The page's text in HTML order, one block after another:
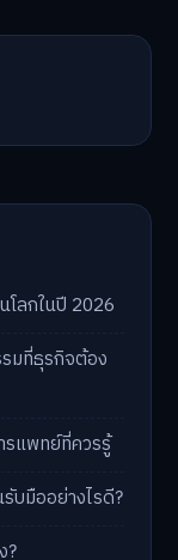
โลกในปี 2026
มที่ธุรกิจต้อง
รแพทย์ที่ควรรู้
บมืออย่างไรดี?
?